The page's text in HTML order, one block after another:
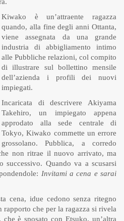
Kiwako è un’attraente ragazza
quando, alla fine degli anni Ottanta,
viene assegnata da una grande
industria di abbigliamento intimo
alle Pubbliche relazioni, col compito
di illustrare sul bollettino mensile
dell’azienda i profili dei nuovi
impiegati.
Incaricata di descrivere Akiyama
Takehiro, un impiegato appena
approdato alla sede centrale di
Tokyo, Kiwako commette un errore
grossolano. Pubblica, a corredo
non ritrae il nuovo arrivato, ma
successivo. Quando va a scusarsi
Invitami a cena e sarai
cena, idue cedono senza ritegno
rapporto che per la ragazza si rivela
è sposato con Etsuko, un’altra